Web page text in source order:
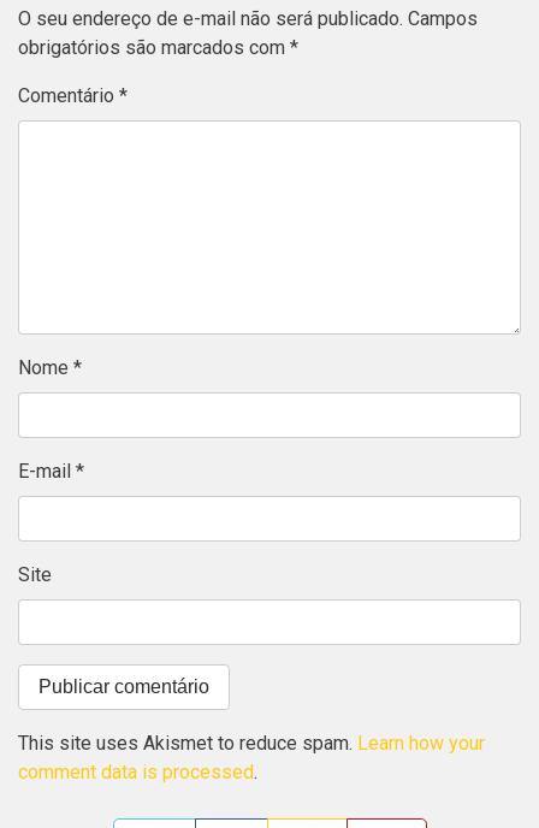
O seu endereço de e-mail não será publicado. Campos
obrigatórios são marcados com *
Comentário *
Nome *
E-mail *
Site
This site uses Akismet to reduce spam. Learn how your
comment data is processed.